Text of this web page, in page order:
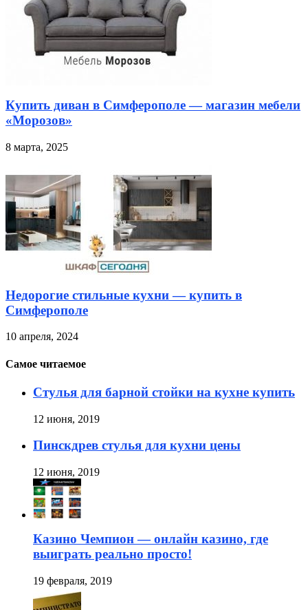
Купить диван в Симферополе — магазин мебели
«Морозов»
8 марта, 2025
Недорогие стильные кухни — купить в
Симферополе
10 апреля, 2024
Самое читаемое
Стулья для барной стойки на кухне купить
12 июня, 2019
Пинскдрев стулья для кухни цены
12 июня, 2019
Казино Чемпион — онлайн казино, где
выиграть реально просто!
19 февраля, 2019